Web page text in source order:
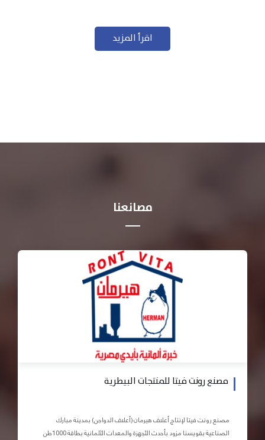
اقرأ المزيد
مصانعنا
مصنع رونت فيتا للمنتجات البيطرية
مصنع رونت فيتا لإنتاج أعلاف هيرمان (أعلاف الدواجن) بمدينة مبارك
الصناعية بقويسنا مزود بأحدث الأجهزة والمعدات الآلمانية بطاقة 1000طن